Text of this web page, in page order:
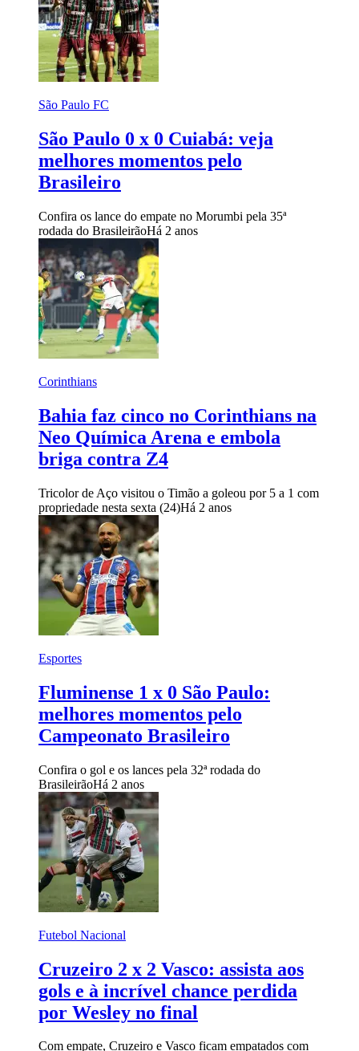
São Paulo FC
São Paulo 0 x 0 Cuiabá: veja
melhores momentos pelo
Brasileiro
Confira os lance do empate no Morumbi pela 35ª
rodada do BrasileirãoHá 2 anos
Corinthians
Bahia faz cinco no Corinthians na
Neo Química Arena e embola
briga contra Z4
Tricolor de Aço visitou o Timão a goleou por 5 a 1 com
propriedade nesta sexta (24)Há 2 anos
Esportes
Fluminense 1 x 0 São Paulo:
melhores momentos pelo
Campeonato Brasileiro
Confira o gol e os lances pela 32ª rodada do
BrasileirãoHá 2 anos
Futebol Nacional
Cruzeiro 2 x 2 Vasco: assista aos
gols e à incrível chance perdida
por Wesley no final
Com empate, Cruzeiro e Vasco ficam empatados com